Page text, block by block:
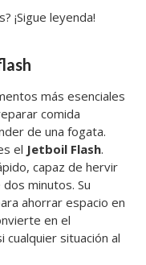
¡Sigue leyenda!
más esenciales
comida
de una fogata.
el Jetboil Flash.
capaz de hervir
minutos. Su
ahorrar espacio en
en el
cualquier situación al